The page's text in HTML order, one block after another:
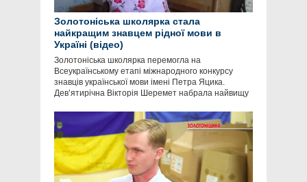
Золотоніська школярка стала
найкращим знавцем рідної мови в
Україні (відео)
Золотоніська школярка перемогла на
Всеукраїнському етапі міжнародного конкурсу
знавців української мови імені Петра Яцика.
Дев’ятирічна Вікторія Шеремет набрала найвищу